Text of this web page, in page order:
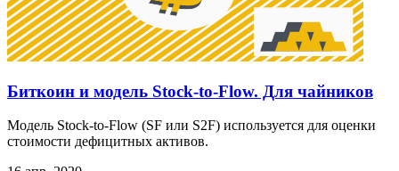
Биткоин и модель Stock‑to‑Flow. Для чайников
Модель Stock-to-Flow (SF или S2F) используется для оценки
стоимости дефицитных активов.